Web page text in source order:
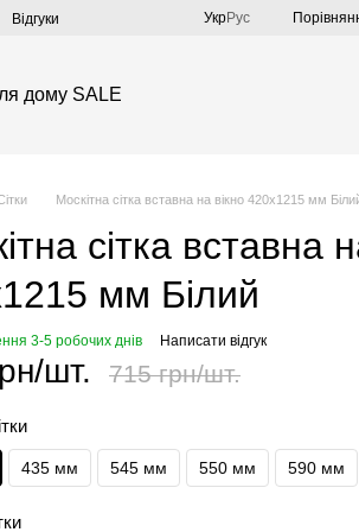
Відгуки УкрРус
дому SALE
Москітна сітка вставна на вікно 420х1215 мм
сітка вставна
мм Білий
3-5 робочих днів Написати відгук
шт. 715 грн/шт.
435 мм 545 мм 550 мм 590 мм